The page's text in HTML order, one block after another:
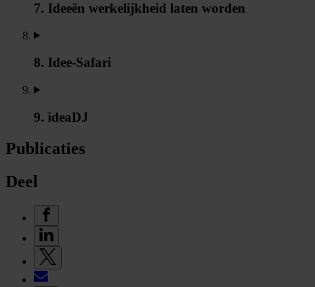
7. Ideeën werkelijkheid laten worden
8. Idee-Safari
9. ideaDJ
Publicaties
Deel